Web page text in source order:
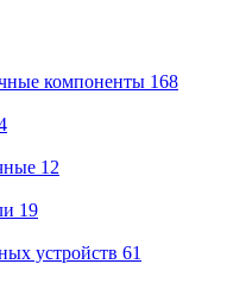
компоненты 168
12
19
устройств 61